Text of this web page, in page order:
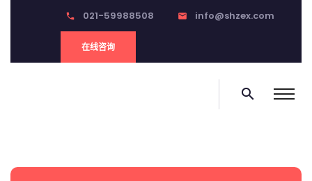
phone 021-59988508 email info@shzex.com
在线咨询
search